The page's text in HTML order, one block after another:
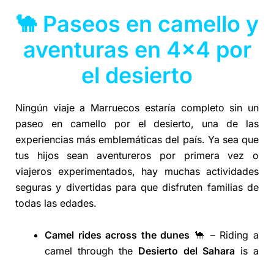
🐪 Paseos en camello y
aventuras en 4×4 por
el desierto
Ningún viaje a Marruecos estaría completo sin un
paseo en camello por el desierto, una de las
experiencias más emblemáticas del país. Ya sea que
tus hijos sean aventureros por primera vez o
viajeros experimentados, hay muchas actividades
seguras y divertidas para que disfruten familias de
todas las edades.
Camel rides across the dunes 🐪 – Riding a
camel through the Desierto del Saharais a